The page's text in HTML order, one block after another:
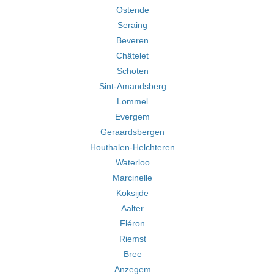
Ostende
Seraing
Beveren
Châtelet
Schoten
Sint-Amandsberg
Lommel
Evergem
Geraardsbergen
Houthalen-Helchteren
Waterloo
Marcinelle
Koksijde
Aalter
Fléron
Riemst
Bree
Anzegem